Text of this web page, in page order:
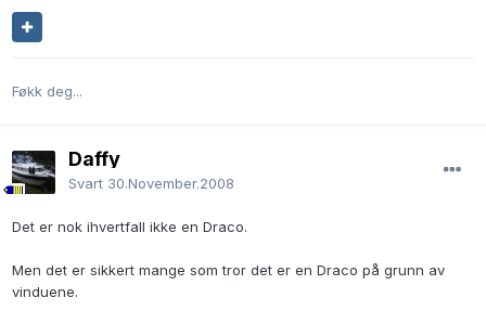
Føkk deg...
Daffy
Svart 30.November.2008
Det er nok ihvertfall ikke en Draco.
Men det er sikkert mange som tror det er en Draco på grunn av
vinduene.